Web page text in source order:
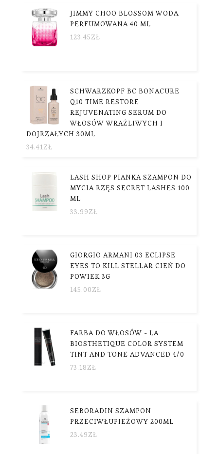
JIMMY CHOO BLOSSOM WODA
PERFUMOWANA 40 ML
123.45ZŁ
SCHWARZKOPF BC BONACURE
Q10 TIME RESTORE
REJUVENATING SERUM DO
WŁOSÓW WRAŻLIWYCH I
DOJRZAŁYCH 30ML
34.41ZŁ
LASH SHOP PIANKA SZAMPON DO
MYCIA RZĘS SECRET LASHES 100
ML
33.99ZŁ
GIORGIO ARMANI 03 ECLIPSE
EYES TO KILL STELLAR CIEŃ DO
POWIEK 3G
145.00ZŁ
FARBA DO WŁOSÓW - LA
BIOSTHETIQUE COLOR SYSTEM
TINT AND TONE ADVANCED 4/0
73.18ZŁ
SEBORADIN SZAMPON
PRZECIWŁUPIEŻOWY 200ML
23.49ZŁ